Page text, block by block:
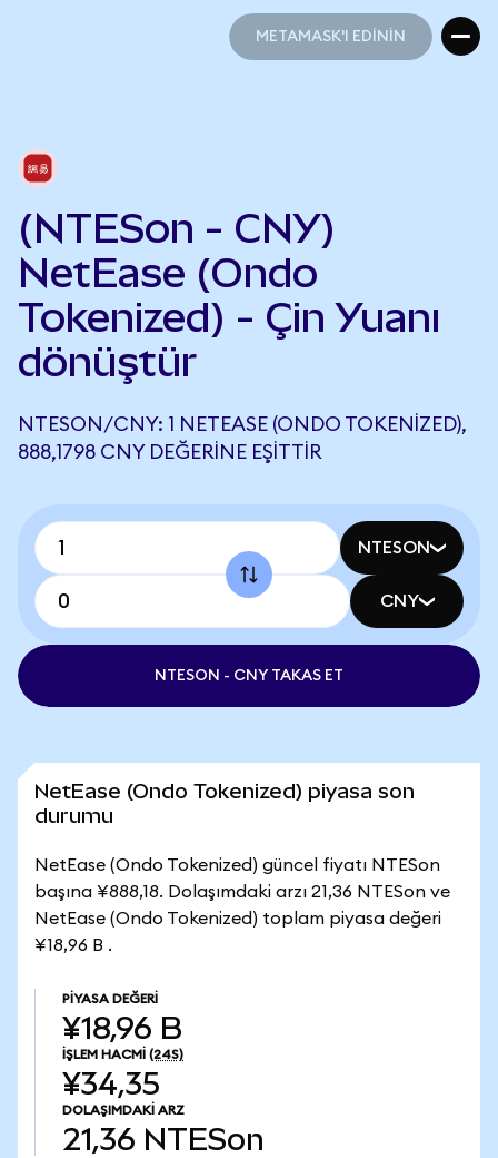
METAMASK'I EDİNİN
(NTESon - CNY)
NetEase (Ondo
Tokenized) - Çin Yuanı
dönüştür
NTESON/CNY: 1 NETEASE (ONDO TOKENIZED),
888,1798 CNY DEĞERINE EŞITTIR
NTESON
CNY
NTESON - CNY TAKAS ET
NetEase (Ondo Tokenized) piyasa son
durumu
NetEase (Ondo Tokenized) güncel fiyatı NTESon
başına ¥888,18. Dolaşımdaki arzı 21,36 NTESon ve
NetEase (Ondo Tokenized) toplam piyasa değeri
¥18,96 B .
PIYASA DEĞERI
¥18,96 B
İŞLEM HACMI (24S)
¥34,35
DOLAŞIMDAKI ARZ
21,36 NTESon